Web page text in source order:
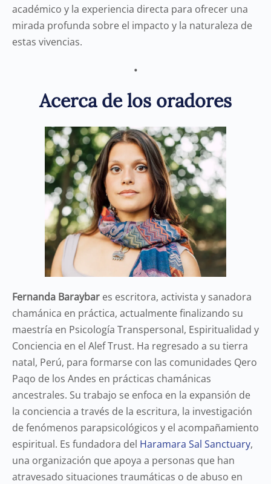
académico y la experiencia directa para ofrecer una
mirada profunda sobre el impacto y la naturaleza de
estas vivencias.
•
Acerca de los oradores
Fernanda Baraybar es escritora, activista y sanadora
chamánica en práctica, actualmente finalizando su
maestría en Psicología Transpersonal, Espiritualidad y
Conciencia en el Alef Trust. Ha regresado a su tierra
natal, Perú, para formarse con las comunidades Qero
Paqo de los Andes en prácticas chamánicas
ancestrales. Su trabajo se enfoca en la expansión de
la conciencia a través de la escritura, la investigación
de fenómenos parapsicológicos y el acompañamiento
espiritual. Es fundadora del Haramara Sal Sanctuary,
una organización que apoya a personas que han
atravesado situaciones traumáticas o de abuso en